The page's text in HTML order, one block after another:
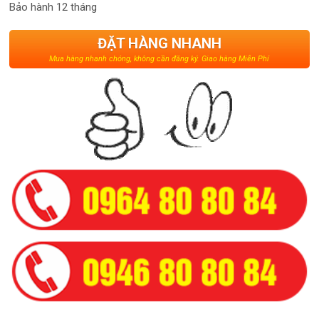
Bảo hành 12 tháng
ĐẶT HÀNG NHANH
Mua hàng nhanh chóng, không cần đăng ký. Giao hàng Miễn Phí